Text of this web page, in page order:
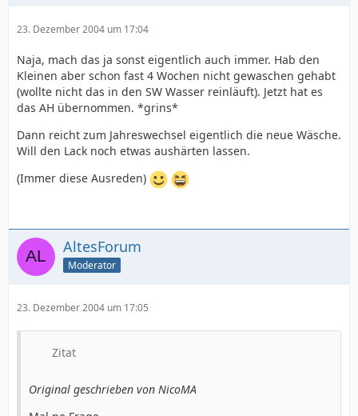
23. Dezember 2004 um 17:04
Naja, mach das ja sonst eigentlich auch immer. Hab den
Kleinen aber schon fast 4 Wochen nicht gewaschen gehabt
(wollte nicht das in den SW Wasser reinläuft). Jetzt hat es
das AH übernommen. *grins*
Dann reicht zum Jahreswechsel eigentlich die neue Wäsche.
Will den Lack noch etwas aushärten lassen.
(Immer diese Ausreden)
AltesForum
Moderator
23. Dezember 2004 um 17:05
Zitat
Original geschrieben von NicoMA